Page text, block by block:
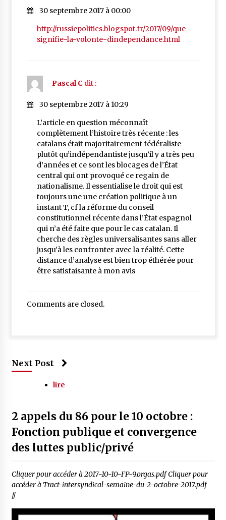
30 septembre 2017 à 00:00
http://russiepolitics.blogspot.fr/2017/09/que-
signifie-la-volonte-dindependance.html
Pascal C dit :
30 septembre 2017 à 10:29
L’article en question méconnaît
complètement l’histoire très récente : les
catalans était majoritairement fédéraliste
plutôt qu’indépendantiste jusqu’il y a très peu
d’années et ce sont les blocages de l’État
central qui ont provoqué ce regain de
nationalisme. Il essentialise le droit qui est
toujours une une création politique à un
instant T, cf la réforme du conseil
constitutionnel récente dans l’État espagnol
qui n’a été faite que pour le cas catalan. Il
cherche des règles universalisantes sans aller
jusqu’à les confronter avec la réalité. Cette
distance d’analyse est bien trop éthérée pour
être satisfaisante à mon avis
Comments are closed.
Next Post
lire
2 appels du 86 pour le 10 octobre :
Fonction publique et convergence
des luttes public/privé
Cliquer pour accéder à 2017-10-10-FP-9_orgas.pdf Cliquer pour
accéder à Tract-intersyndical-semaine-du-2-octobre-2017.pdf
//